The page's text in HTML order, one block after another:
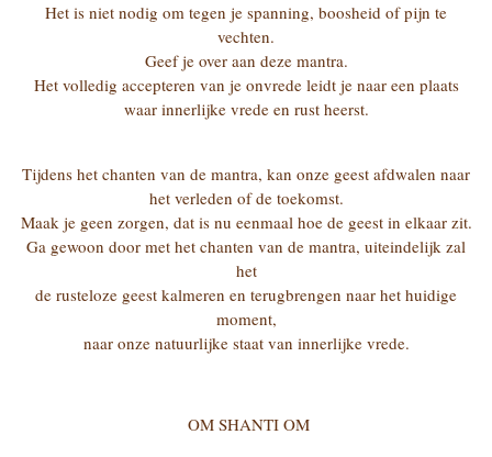
Het is niet nodig om tegen je spanning, boosheid of pijn te
vechten.
Geef je over aan deze mantra.
Het volledig accepteren van je onvrede leidt je naar een plaats
waar innerlijke vrede en rust heerst.
Tijdens het chanten van de mantra, kan onze geest afdwalen naar
het verleden of de toekomst.
Maak je geen zorgen, dat is nu eenmaal hoe de geest in elkaar zit.
Ga gewoon door met het chanten van de mantra, uiteindelijk zal
het
de rusteloze geest kalmeren en terugbrengen naar het huidige
moment,
naar onze natuurlijke staat van innerlijke vrede.
OM SHANTI OM